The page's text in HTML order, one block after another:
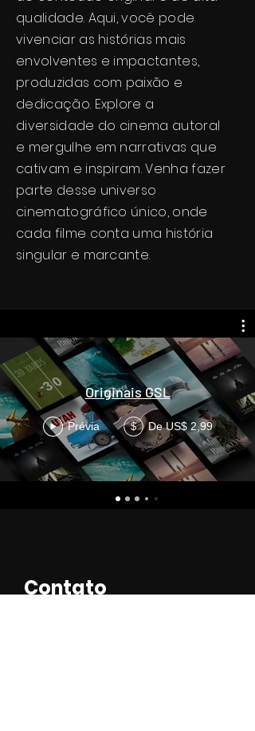
qualidade. Aqui, você pode
vivenciar as histórias mais
envolventes e impactantes,
produzidas com paixão e
dedicação. Explore a
diversidade do cinema autoral
e mergulhe em narrativas que
cativam e inspiram. Venha fazer
parte desse universo
cinematográfico único, onde
cada filme conta uma história
singular e marcante.
Originais GSL
Prévia $ De US$ 2,99
Contato